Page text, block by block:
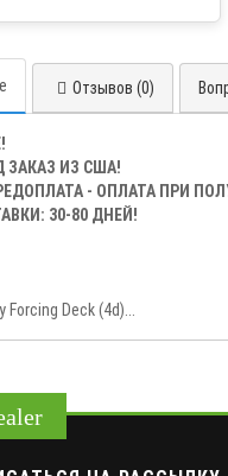
Отзывов (0)
ЗАКАЗ ИЗ США!
- ОПЛАТА ПРИ
30-80 ДНЕЙ!
Forcing Deck (4d)...